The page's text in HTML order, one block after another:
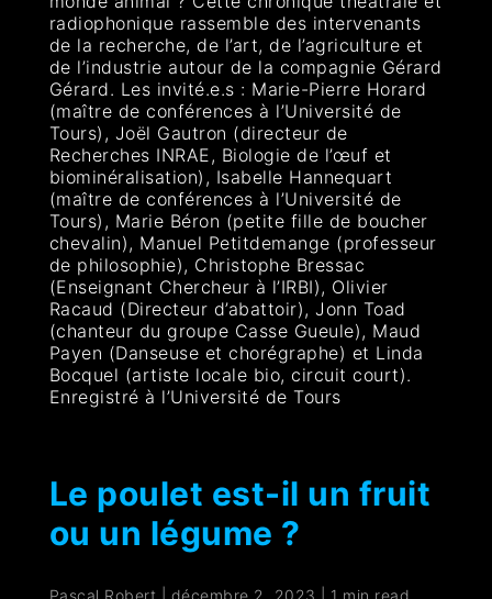
radiophonique rassemble des intervenants
de la recherche, de l’art, de l’agriculture et
de l’industrie autour de la compagnie Gérard
Gérard. Les invité.e.s : Marie-Pierre Horard
(maître de conférences à l’Université de
Tours), Joël Gautron (directeur de
Recherches INRAE, Biologie de l’œuf et
biominéralisation), Isabelle Hannequart
(maître de conférences à l’Université de
Tours), Marie Béron (petite fille de boucher
chevalin), Manuel Petitdemange (professeur
de philosophie), Christophe Bressac
(Enseignant Chercheur à l’IRBI), Olivier
Racaud (Directeur d’abattoir), Jonn Toad
(chanteur du groupe Casse Gueule), Maud
Payen (Danseuse et chorégraphe) et Linda
Bocquel (artiste locale bio, circuit court).
Enregistré à l’Université de Tours
Le poulet est-il un fruit
ou un légume ?